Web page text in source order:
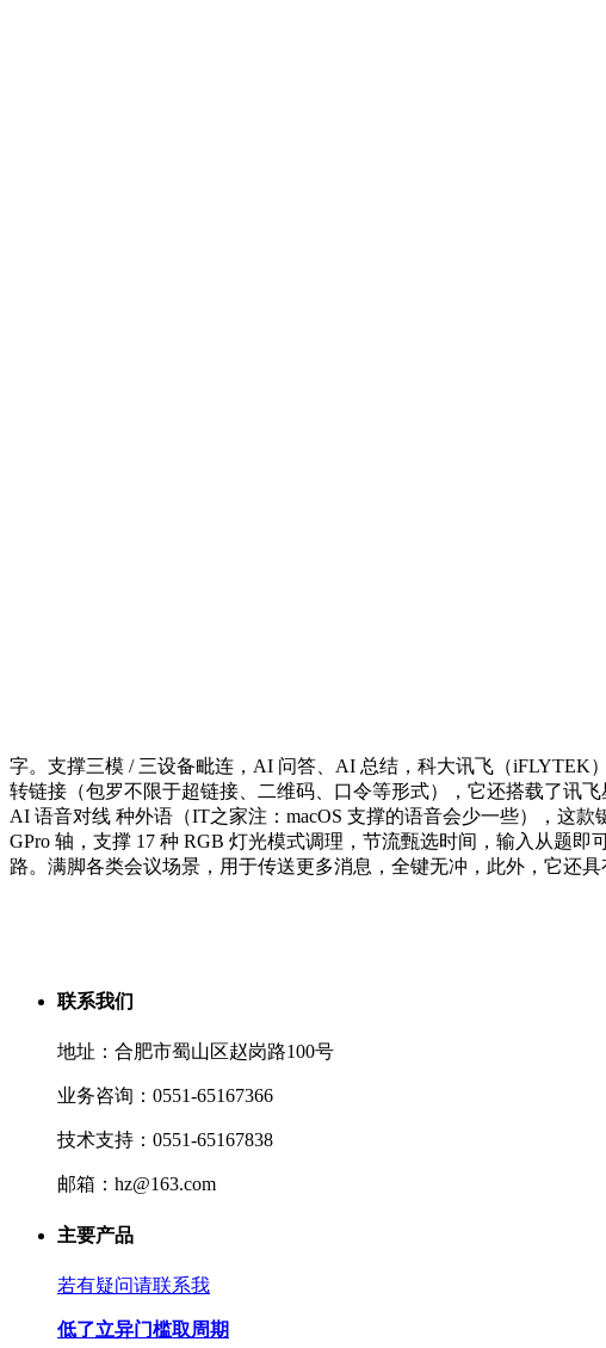
字。支撑三模 / 三设备毗连，AI 问答、AI 总结，科大讯飞（iFLYTEK
转链接（包罗不限于超链接、二维码、口令等形式），它还搭载了讯
AI 语音对线 种外语（IT之家注：macOS 支撑的语音会少一些），这
GPro 轴，支撑 17 种 RGB 灯光模式调理，节流甄选时间，输入从题
路。满脚各类会议场景，用于传送更多消息，全键无冲，此外，它还具
联系我们
地址：合肥市蜀山区赵岗路100号
业务咨询：0551-65167366
技术支持：0551-65167838
邮箱：hz@163.com
主要产品
若有疑问请联系我
低了立异门槛取周期